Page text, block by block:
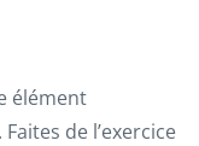
élément
de l’exercice